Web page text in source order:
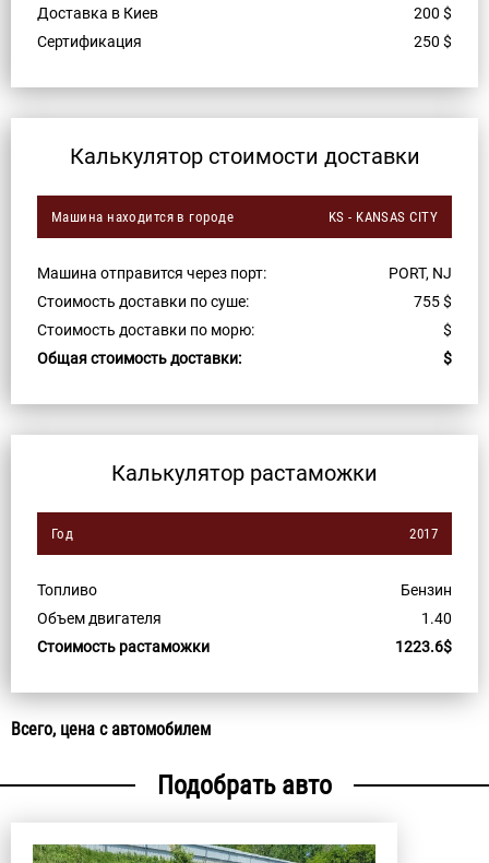
Доставка в Киев
200 $
Сертификация
250 $
Калькулятор стоимости доставки
Машина находится в городе KS - KANSAS CITY
Машина отправится через порт:
PORT, NJ
Стоимость доставки по суше:
755$
Стоимость доставки по морю:
$
Общая стоимость доставки:
$
Калькулятор растаможки
Год 2017
Топливо
Бензин
Объем двигателя
1.40
Стоимость растаможки
1223.6$
Всего, цена с автомобилем
Подобрать авто